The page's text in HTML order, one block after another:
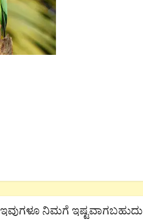
ಇವುಗಳೂ ನಿಮಗೆ ಇಷ್ಟವಾಗಬಹುದು